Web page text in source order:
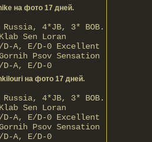
на фото 17 дней.
Russia, 4*JB, 3* BOB.
Sen Loran
A, E/D-0 Excellent
Psov Sensation
A, E/D-0
на фото 17 дней.
Russia, 4*JB, 3* BOB.
Sen Loran
A, E/D-0 Excellent
Psov Sensation
A, E/D-0